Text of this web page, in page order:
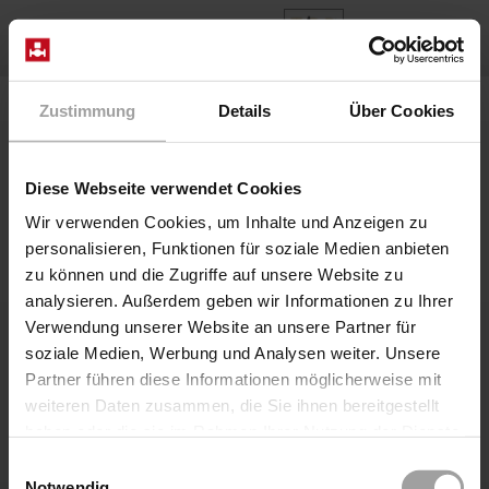
Zustimmung Details Über Cookies
Diese Webseite verwendet Cookies
Wir verwenden Cookies, um Inhalte und Anzeigen zu
personalisieren, Funktionen für soziale Medien anbieten
zu können und die Zugriffe auf unsere Website zu
analysieren. Außerdem geben wir Informationen zu Ihrer
Verwendung unserer Website an unsere Partner für
soziale Medien, Werbung und Analysen weiter. Unsere
Partner führen diese Informationen möglicherweise mit
weiteren Daten zusammen, die Sie ihnen bereitgestellt
FR